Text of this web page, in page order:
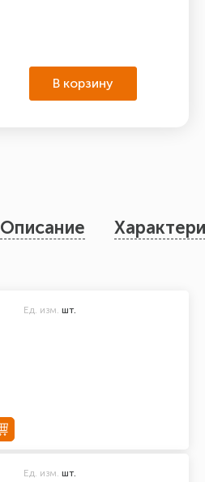
В корзину
Описание
Ед. изм. шт.
Ед. изм. шт.